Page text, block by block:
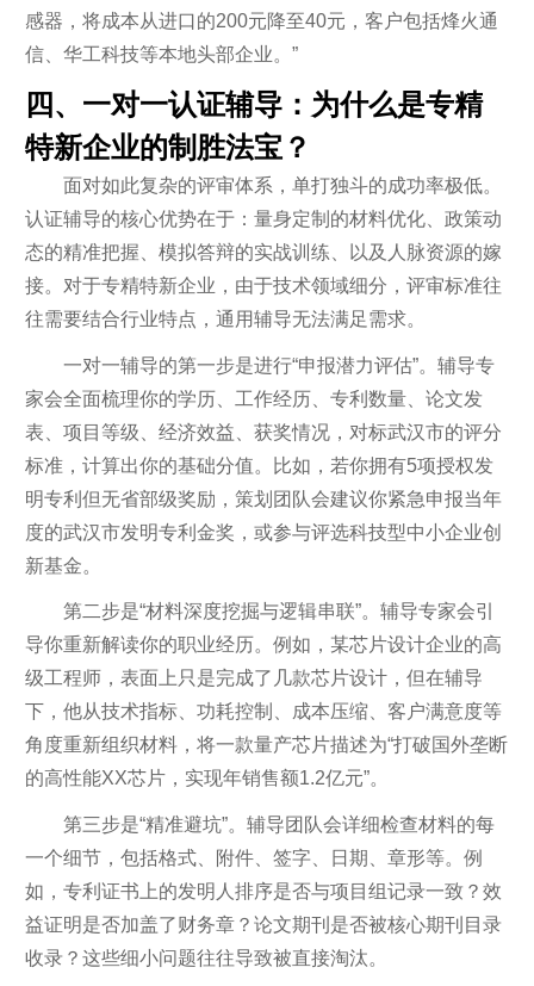
感器，将成本从进口的200元降至40元，客户包括烽火通
信、华工科技等本地头部企业。”
四、一对一认证辅导：为什么是专精
特新企业的制胜法宝？
面对如此复杂的评审体系，单打独斗的成功率极低。
认证辅导的核心优势在于：量身定制的材料优化、政策动
态的精准把握、模拟答辩的实战训练、以及人脉资源的嫁
接。对于专精特新企业，由于技术领域细分，评审标准往
往需要结合行业特点，通用辅导无法满足需求。
一对一辅导的第一步是进行“申报潜力评估”。辅导专
家会全面梳理你的学历、工作经历、专利数量、论文发
表、项目等级、经济效益、获奖情况，对标武汉市的评分
标准，计算出你的基础分值。比如，若你拥有5项授权发
明专利但无省部级奖励，策划团队会建议你紧急申报当年
度的武汉市发明专利金奖，或参与评选科技型中小企业创
新基金。
第二步是“材料深度挖掘与逻辑串联”。辅导专家会引
导你重新解读你的职业经历。例如，某芯片设计企业的高
级工程师，表面上只是完成了几款芯片设计，但在辅导
下，他从技术指标、功耗控制、成本压缩、客户满意度等
角度重新组织材料，将一款量产芯片描述为“打破国外垄断
的高性能XX芯片，实现年销售额1.2亿元”。
第三步是“精准避坑”。辅导团队会详细检查材料的每
一个细节，包括格式、附件、签字、日期、章形等。例
如，专利证书上的发明人排序是否与项目组记录一致？效
益证明是否加盖了财务章？论文期刊是否被核心期刊目录
收录？这些细小问题往往导致被直接淘汰。